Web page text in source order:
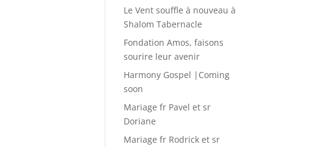
Le Vent souffle à nouveau à
Shalom Tabernacle
Fondation Amos, faisons
sourire leur avenir
Harmony Gospel |Coming
soon
Mariage fr Pavel et sr
Doriane
Mariage fr Rodrick et sr